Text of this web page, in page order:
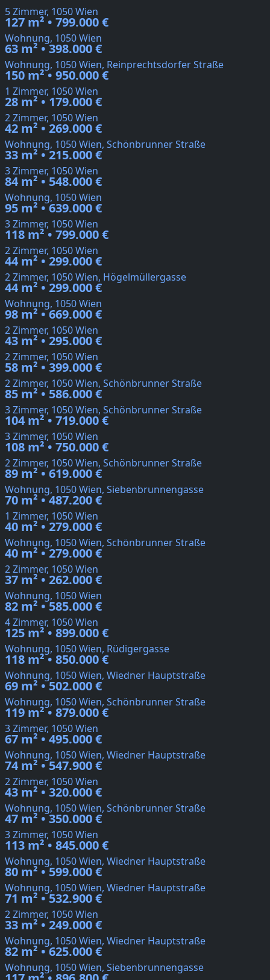
5 Zimmer, 1050 Wien
127 m² • 799.000 €
Wohnung, 1050 Wien
63 m² • 398.000 €
Wohnung, 1050 Wien, Reinprechtsdorfer Straße
150 m² • 950.000 €
1 Zimmer, 1050 Wien
28 m² • 179.000 €
2 Zimmer, 1050 Wien
42 m² • 269.000 €
Wohnung, 1050 Wien, Schönbrunner Straße
33 m² • 215.000 €
3 Zimmer, 1050 Wien
84 m² • 548.000 €
Wohnung, 1050 Wien
95 m² • 639.000 €
3 Zimmer, 1050 Wien
118 m² • 799.000 €
2 Zimmer, 1050 Wien
44 m² • 299.000 €
2 Zimmer, 1050 Wien, Högelmüllergasse
44 m² • 299.000 €
Wohnung, 1050 Wien
98 m² • 669.000 €
2 Zimmer, 1050 Wien
43 m² • 295.000 €
2 Zimmer, 1050 Wien
58 m² • 399.000 €
2 Zimmer, 1050 Wien, Schönbrunner Straße
85 m² • 586.000 €
3 Zimmer, 1050 Wien, Schönbrunner Straße
104 m² • 719.000 €
3 Zimmer, 1050 Wien
108 m² • 750.000 €
2 Zimmer, 1050 Wien, Schönbrunner Straße
89 m² • 619.000 €
Wohnung, 1050 Wien, Siebenbrunnengasse
70 m² • 487.200 €
1 Zimmer, 1050 Wien
40 m² • 279.000 €
Wohnung, 1050 Wien, Schönbrunner Straße
40 m² • 279.000 €
2 Zimmer, 1050 Wien
37 m² • 262.000 €
Wohnung, 1050 Wien
82 m² • 585.000 €
4 Zimmer, 1050 Wien
125 m² • 899.000 €
Wohnung, 1050 Wien, Rüdigergasse
118 m² • 850.000 €
Wohnung, 1050 Wien, Wiedner Hauptstraße
69 m² • 502.000 €
Wohnung, 1050 Wien, Schönbrunner Straße
119 m² • 879.000 €
3 Zimmer, 1050 Wien
67 m² • 495.000 €
Wohnung, 1050 Wien, Wiedner Hauptstraße
74 m² • 547.900 €
2 Zimmer, 1050 Wien
43 m² • 320.000 €
Wohnung, 1050 Wien, Schönbrunner Straße
47 m² • 350.000 €
3 Zimmer, 1050 Wien
113 m² • 845.000 €
Wohnung, 1050 Wien, Wiedner Hauptstraße
80 m² • 599.000 €
Wohnung, 1050 Wien, Wiedner Hauptstraße
71 m² • 532.900 €
2 Zimmer, 1050 Wien
33 m² • 249.000 €
Wohnung, 1050 Wien, Wiedner Hauptstraße
82 m² • 625.000 €
Wohnung, 1050 Wien, Siebenbrunnengasse